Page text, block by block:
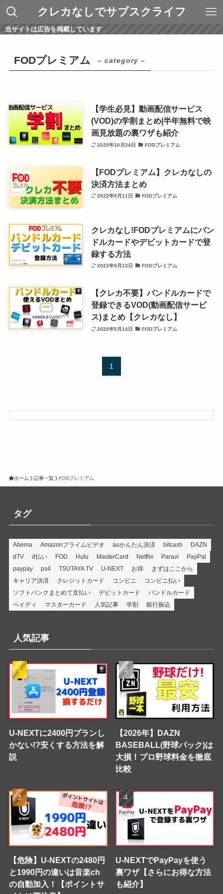
クレカなしでサブスクライフ
当サイトは広告を掲載しています
FODプレミアム – category –
【学生必見】動画配信サービス
(VOD)の学割まとめ|半年無料で映
画見放題の裏ワザも紹介
2025年10月24日 FODプレミアム
【FODプレミアム】クレカなしの
決済方法まとめ
2022年9月11日 FODプレミアム
クレカなし!FODプレミアムにバン
ドルカードやデビットカードで登
録する方法
2022年9月13日 FODプレミアム
【クレカ不要】バンドルカードで
登録できるVOD(動画配信サービ
ス)まとめ【クレカなし】
2025年5月14日 FODプレミアム
1
ホーム 記事一覧 FODプレミアム
タグ
Abema Amazonプライムビデオ auかんたん決済 bitcash
DAZN
dTV
d払い FOD Hulu MasterCard Netflix Paravi
PayPal
paypay
ps4 TSUTAYA TV U-NEXT お得
まずはここから
キャリア決済
クレジットカード コンビニ
コンビニ払い
ソフトバンクまとめて支払い
デビットカード
バンドルカード
ペイディ
マスターカード 人気記事 学割 銀行振込
人気記事
U-NEXTに2400円プランし
かない!?安くする方法を解
説
【2026年】DAZN
BASEBALL(野球パック)は
大損！プロ野球料金を徹底
比較
【危険】U-NEXTの2480円
と1990円の違いは音楽ch
の自動加入！【ポイントサ
U-NEXTでPayPayを使う
裏ワザ【さらにお得な方法
も紹介】